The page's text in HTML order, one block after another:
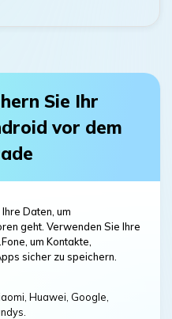
Sie Ihr
vor dem
Daten, um
geht. Verwenden Sie Ihre
um Kontakte,
sicher zu speichern.
Huawei, Google,